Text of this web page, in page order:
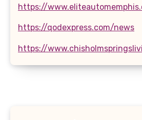
https://
https://qodexpress.com/news
https://